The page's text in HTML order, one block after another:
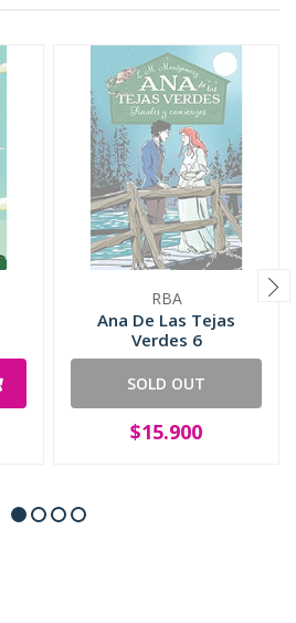
RBA
Ana De Las Tejas
Verdes 6
SOLD OUT
$15.900